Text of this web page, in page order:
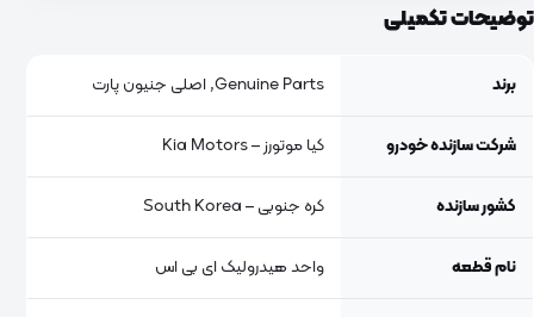
توضیحات تکمیلی
برند Genuine Parts, اصلی جنیون پارت
شرکت سازنده خودرو کیا موتورز – Kia Motors
کشور سازنده کره جنوبی – South Korea
نام قطعه واحد هیدرولیک ای بی اس